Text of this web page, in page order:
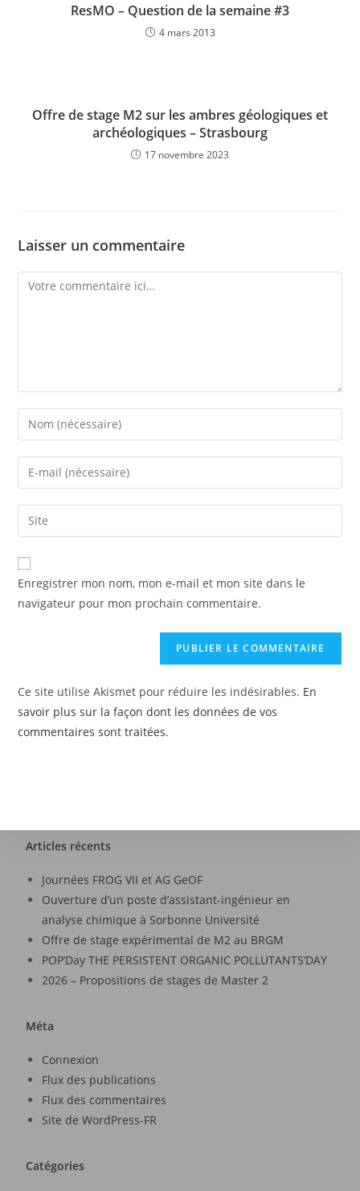
ResMO – Question de la semaine #3
4 mars 2013
Offre de stage M2 sur les ambres géologiques et
archéologiques – Strasbourg
17 novembre 2023
Laisser un commentaire
Enregistrer mon nom, mon e-mail et mon site dans le
navigateur pour mon prochain commentaire.
Ce site utilise Akismet pour réduire les indésirables. En
savoir plus sur la façon dont les données de vos
commentaires sont traitées.
Articles récents
Journées FROG VII et AG GeOF
Ouverture d’un poste d’assistant-ingénieur en
analyse chimique à Sorbonne Université
Offre de stage expérimental de M2 au BRGM
POP’Day THE PERSISTENT ORGANIC POLLUTANTS’DAY
2026 – Propositions de stages de Master 2
Méta
Connexion
Flux des publications
Flux des commentaires
Site de WordPress-FR
Catégories